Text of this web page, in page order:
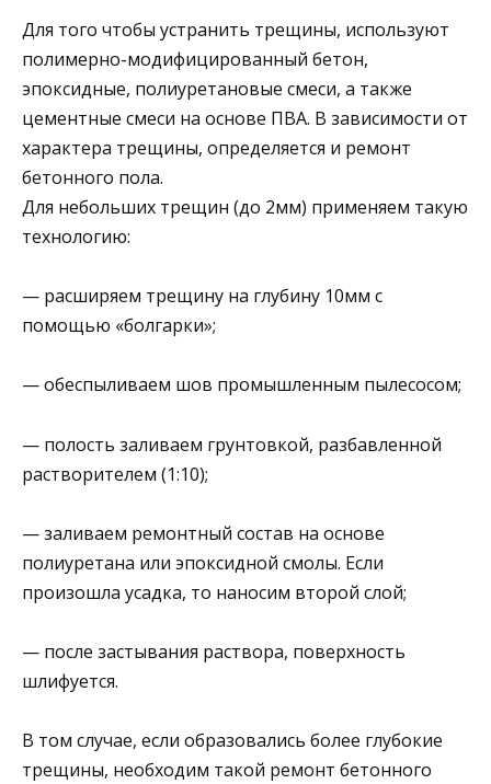
Для того чтобы устранить трещины, используют
полимерно-модифицированный бетон,
эпоксидные, полиуретановые смеси, а также
цементные смеси на основе ПВА. В зависимости от
характера трещины, определяется и ремонт
бетонного пола.
Для небольших трещин (до 2мм) применяем такую
технологию:
— расширяем трещину на глубину 10мм с
помощью «болгарки»;
— обеспыливаем шов промышленным пылесосом;
— полость заливаем грунтовкой, разбавленной
растворителем (1:10);
— заливаем ремонтный состав на основе
полиуретана или эпоксидной смолы. Если
произошла усадка, то наносим второй слой;
— после застывания раствора, поверхность
шлифуется.
В том случае, если образовались более глубокие
трещины, необходим такой ремонт бетонного